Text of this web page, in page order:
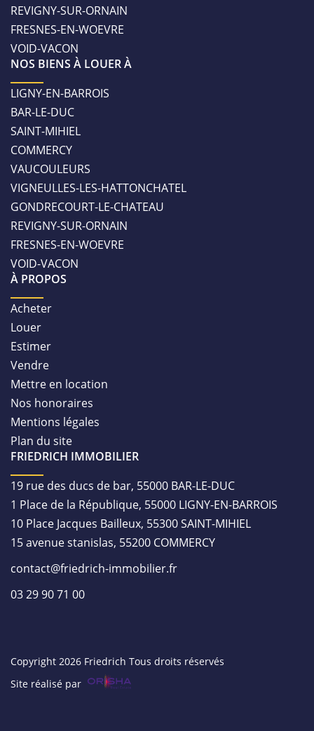
REVIGNY-SUR-ORNAIN
FRESNES-EN-WOEVRE
VOID-VACON
NOS BIENS À LOUER À
LIGNY-EN-BARROIS
BAR-LE-DUC
SAINT-MIHIEL
COMMERCY
VAUCOULEURS
VIGNEULLES-LES-HATTONCHATEL
GONDRECOURT-LE-CHATEAU
REVIGNY-SUR-ORNAIN
FRESNES-EN-WOEVRE
VOID-VACON
À PROPOS
Acheter
Louer
Estimer
Vendre
Mettre en location
Nos honoraires
Mentions légales
Plan du site
FRIEDRICH IMMOBILIER
19 rue des ducs de bar, 55000 BAR-LE-DUC
1 Place de la République, 55000 LIGNY-EN-BARROIS
10 Place Jacques Bailleux, 55300 SAINT-MIHIEL
15 avenue stanislas, 55200 COMMERCY
contact@friedrich-immobilier.fr
03 29 90 71 00
Copyright 2026 Friedrich Tous droits réservés
Site réalisé par